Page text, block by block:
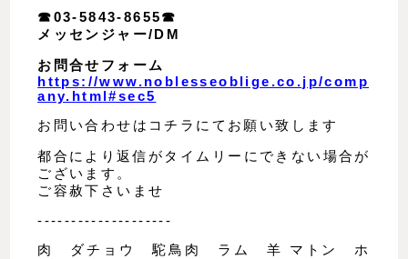
☎︎03-5843-8655☎︎
メッセンジャー/DM
お問合せフォーム
https://www.noblesseoblige.co.jp/comp
any.html#sec5
お問い合わせはコチラにてお願い致します
都合により返信がタイムリーにできない場合が
ございます。
ご容赦下さいませ
--------------------
肉 ダチョウ 駝鳥肉 ラム 羊 マトン ホ